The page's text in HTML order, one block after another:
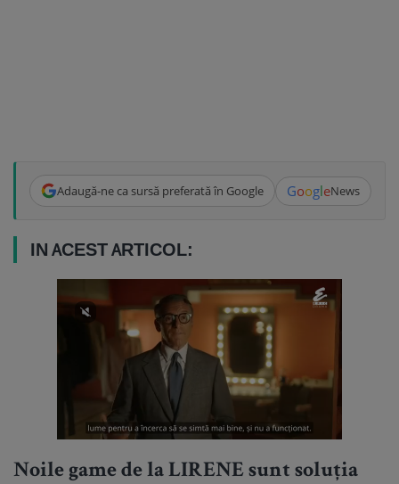
Adaugă-ne ca sursă preferată în Google GoogleNews
IN ACEST ARTICOL:
Noile game de la LIRENE sunt soluția